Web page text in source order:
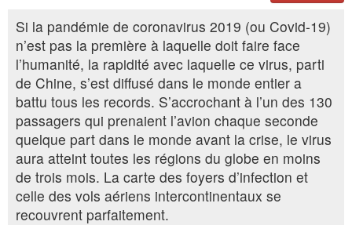
Si la pandémie de coronavirus 2019 (ou Covid-19)
n’est pas la première à laquelle doit faire face
l’humanité, la rapidité avec laquelle ce virus, parti
de Chine, s’est diffusé dans le monde entier a
battu tous les records. S’accrochant à l’un des 130
passagers qui prenaient l’avion chaque seconde
quelque part dans le monde avant la crise, le virus
aura atteint toutes les régions du globe en moins
de trois mois. La carte des foyers d’infection et
celle des vols aériens intercontinentaux se
recouvrent parfaitement.